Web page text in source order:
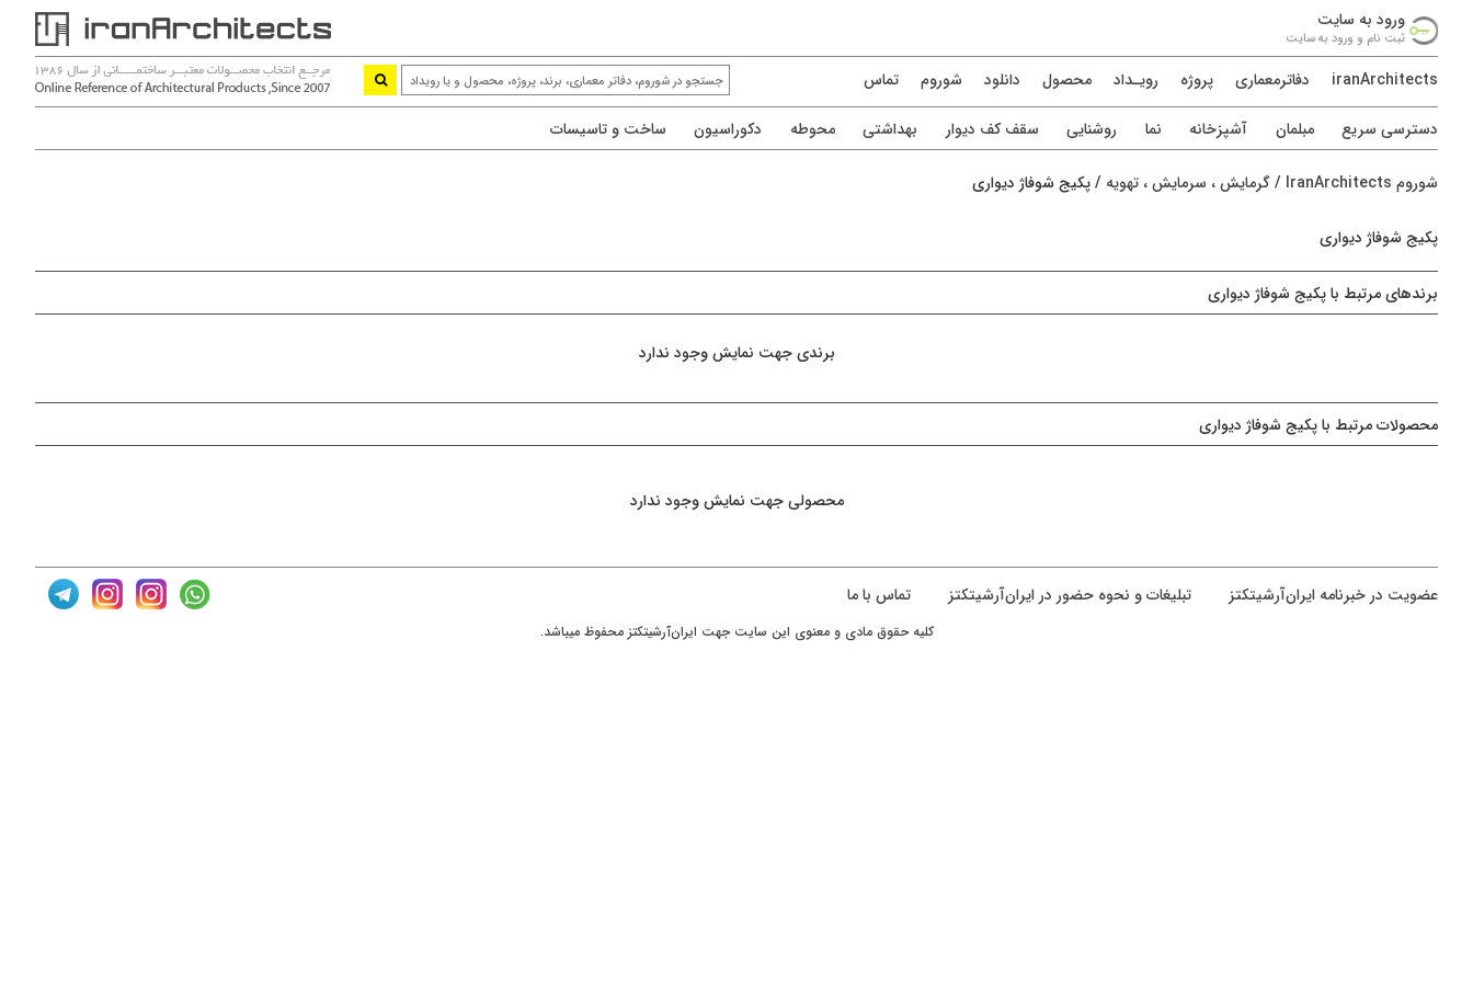
ورود به سايت
ثبت نام و ورود به سايت
iranArchitects دفاترمعماری پروژه رويـداد محصول دانلود شوروم تماس
دسترسی سريع مبلمان آشپزخانه نما روشنایی سقف کف دیوار بهداشتی محوطه دکوراسیون ساخت و تاسیسات
شوروم IranArchitects /گرمایش ، سرمایش ، تهویه /پکیج شوفاژ دیواری
پکیج شوفاژ دیواری
برندهای مرتبط با پکیج شوفاژ دیواری
برندی جهت نمایش وجود ندارد
محصولات مرتبط با پکیج شوفاژ دیواری
محصولی جهت نمایش وجود ندارد
عضويت در خبرنامه ایران‌آرشیتکتز تبلیغات و نحوه حضور در ایران‌آرشیتکتز تماس با ما
کليه حقوق مادی و معنوی اين سايت جهت ایران‌آرشیتکتز محفوظ ميباشد.